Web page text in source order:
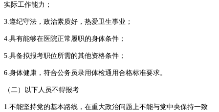
实际工作能力；
3.遵纪守法，政治素质好，热爱卫生事业；
4.具有能够在医院正常履职的身体条件；
5.具备拟报考职位所需的其他资格条件；
6.身体健康，符合公务员录用体检通用合格标准要求。
（二）以下人员不得报考
1.不能坚持党的基本路线，在重大政治问题上不能与党中央保持一致